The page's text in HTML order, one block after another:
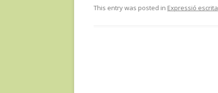
e itt m
This entry was posted in Expressió escrita